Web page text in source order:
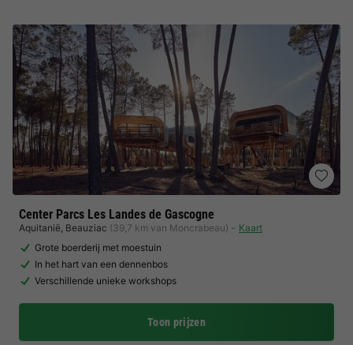
Center Parcs Les Landes de Gascogne
Aquitanië, Beauziac (39,7 km van Moncrabeau)
Kaart
Grote boerderij met moestuin
In het hart van een dennenbos
Verschillende unieke workshops
Toon prijzen